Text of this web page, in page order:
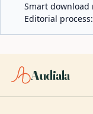
Smart download
Editorial process:
Audiala